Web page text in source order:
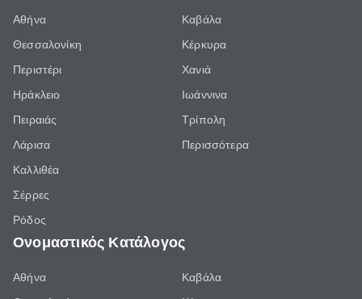
Αθήνα
Θεσσαλονίκη
Περιστέρι
Ηράκλειο
Πειραιάς
Λάρισα
Καλλιθέα
Σέρρες
Ρόδος
Καβάλα
Κέρκυρα
Χανιά
Ιωάννινα
Τρίπολη
Περισσότερα
Ονομαστικός Κατάλογος
Αθήνα
Καβάλα